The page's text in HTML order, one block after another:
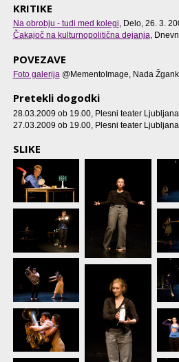
KRITIKE
Na obrobju - tudi med kolegi, Delo, 26. 3.
Čakajoč na kulturnopolitična dejanja,
POVEZAVE
Foto galerija@MementoImage, Nada Žgank
Pretekli dogodki
28.03.2009 ob 19.00, Plesni teater
27.03.2009 ob 19.00, Plesni teater
SLIKE